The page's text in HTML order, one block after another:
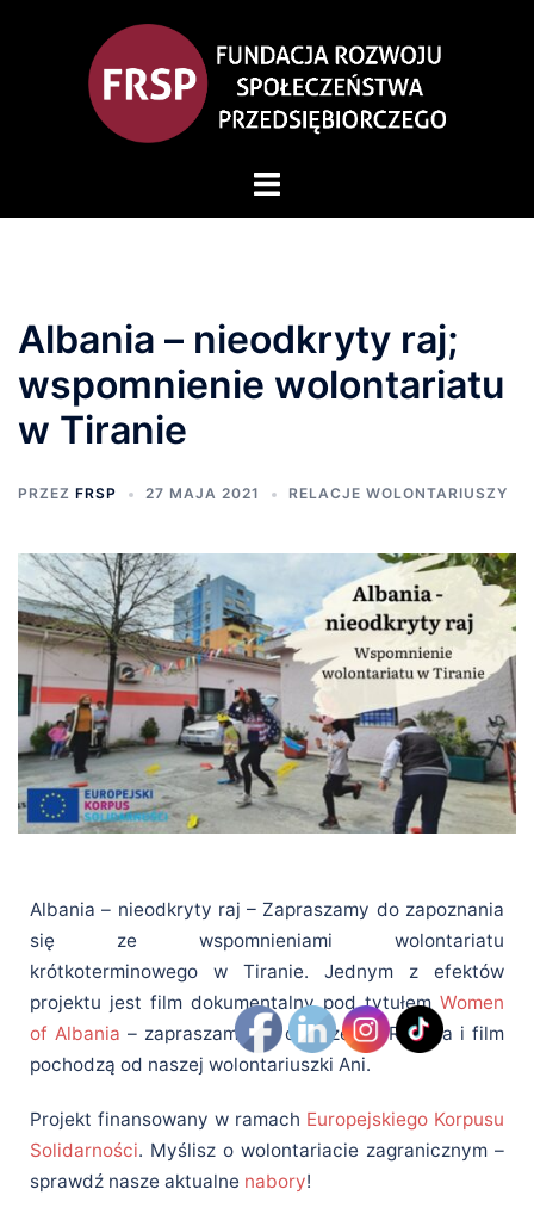
Albania – nieodkryty raj;
wspomnienie wolontariatu
w Tiranie
PRZEZ FRSP 27 MAJA 2021 RELACJE WOLONTARIUSZY
Albania – nieodkryty raj – Zapraszamy do zapoznania
się ze wspomnieniami wolontariatu
krótkoterminowego w Tiranie. Jednym z efektów
projektu jest film dokumentalny pod tytułem Women
of Albania – zapraszamy do obejrzenia. Relacja i film
pochodzą od naszej wolontariuszki Ani.
Projekt finansowany w ramach Europejskiego Korpusu
Solidarności. Myślisz o wolontariacie zagranicznym –
sprawdź nasze aktualne nabory!